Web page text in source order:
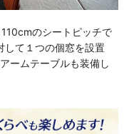
のシートピッチで
して１つの個窓を設置
ームテーブルも装備し